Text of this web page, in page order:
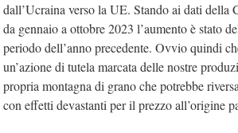
dall’Ucraina verso la UE. Stando ai dati della
da gennaio a ottobre 2023 l’aumento è stato
periodo dell’anno precedente. Ovvio quindi
un’azione di tutela marcata delle nostre
propria montagna di grano che potrebbe
con effetti devastanti per il prezzo all’origine